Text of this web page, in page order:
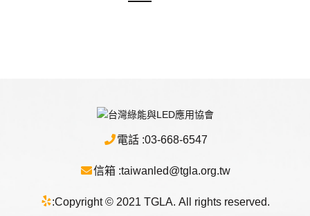
電話 :03-668-6547
信箱 :taiwanled@tgla.org.tw
:Copyright © 2021 TGLA. All rights reserved.